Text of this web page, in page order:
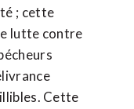
; cette
lutte contre
Cette